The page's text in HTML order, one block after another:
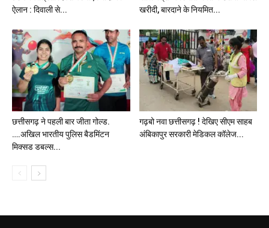
ऐलान : दिवाली से...
खरीदी, बारदाने के नियमित...
छत्तीसगढ़ ने पहली बार जीता गोल्ड.
….अखिल भारतीय पुलिस बैडमिंटन
मिक्सड डबल्स...
गढ़बो नवा छत्तीसगढ़ ! देखिए सीएम साहब
अंबिकापुर सरकारी मेडिकल कॉलेज...